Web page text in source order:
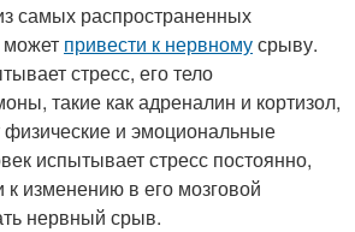
самых распространенных
привести к нервномусрыву.
стресс, его тело
такие как адреналин и кортизол,
и эмоциональные
испытывает стресс постоянно,
к изменению в его мозговой
нервный срыв.